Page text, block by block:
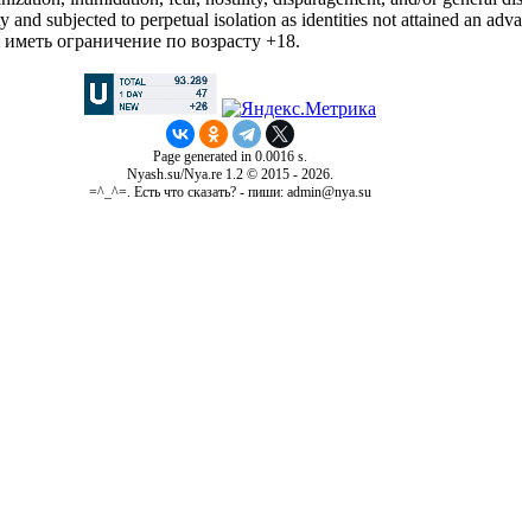
subjected to perpetual isolation as identities not attained an
ограничение по возрасту +18.
Page generated in 0.0016 s.
Nyash.su/Nya.re 1.2 © 2015 - 2026.
=^_^=. Есть что сказать? - пиши: admin@nya.su